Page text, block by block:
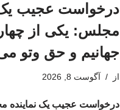
درخواست عجیب یک
مجلس: یکی از
جهانیم و حق وتو
از آگوست 8, 2026
درخواست عجیب یک نماینده